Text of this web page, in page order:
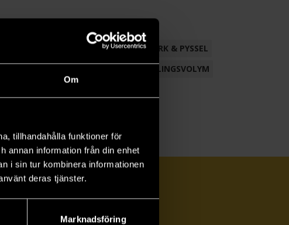
Om
tillhandahålla funktioner för
annan information från din enhet
i sin tur kombinera informationen
deras tjänster.
Marknadsföring
FACKLITTERATUR
HANTVERK & PYSSEL
SAMLINGSVOLYM